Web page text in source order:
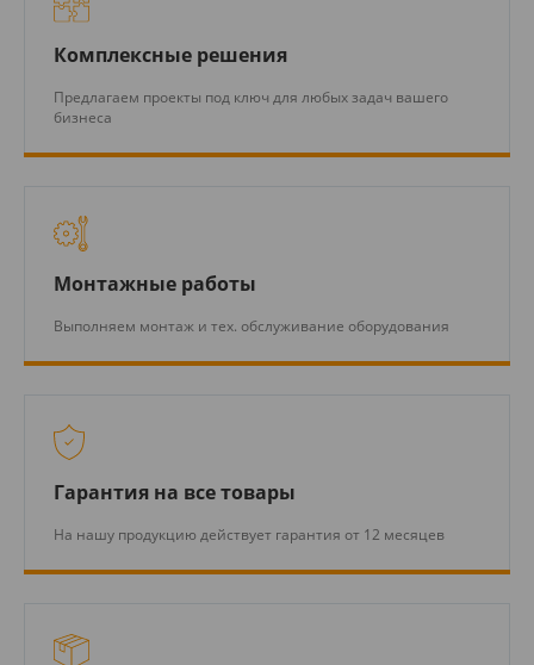
Комплексные решения
Предлагаем проекты под ключ для любых задач вашего
бизнеса
Монтажные работы
Выполняем монтаж и тех. обслуживание оборудования
Гарантия на все товары
На нашу продукцию действует гарантия от 12 месяцев